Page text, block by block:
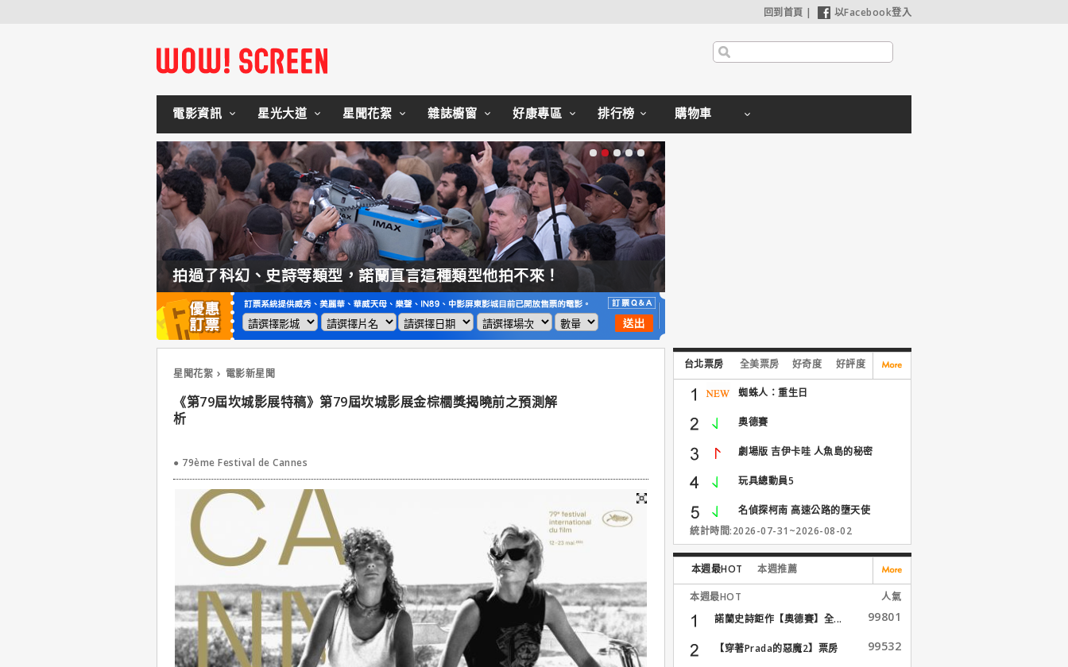
回到首頁 | 以Facebook登入
電影資訊 星光大道 星聞花絮 雜誌櫥窗 好康專區 排行榜 購物車
拍過了科幻、史詩等類型，諾蘭直言這種類型他拍不來！
星聞花絮 電影新星聞
《第79屆坎城影展特稿》第79屆坎城影展金棕櫚獎揭曉前之預測解
析
● 79ème Festival de Cannes
台北票房 全美票房 好奇度 好評度
蜘蛛人：重生日
奧德賽
劇場版 吉伊卡哇 人魚島的秘密
玩具總動員5
名偵探柯南 高速公路的墮天使
統計時間:2026-07-31~2026-08-02
本週最HOT 本週推薦
本週最HOT
人氣
諾蘭史詩鉅作【奧德賽】全...
99801
【穿著Prada的惡魔2】票房
99532